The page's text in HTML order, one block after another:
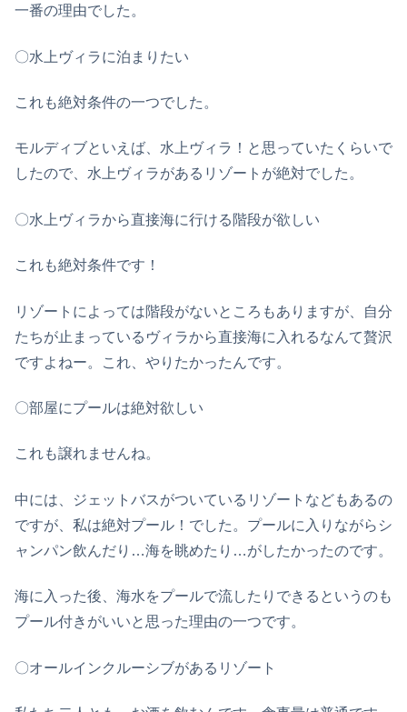
一番の理由でした。
〇水上ヴィラに泊まりたい
これも絶対条件の一つでした。
モルディブといえば、水上ヴィラ！と思っていたくらいで
したので、水上ヴィラがあるリゾートが絶対でした。
〇水上ヴィラから直接海に行ける階段が欲しい
これも絶対条件です！
リゾートによっては階段がないところもありますが、自分
たちが止まっているヴィラから直接海に入れるなんて贅沢
ですよねー。これ、やりたかったんです。
〇部屋にプールは絶対欲しい
これも譲れませんね。
中には、ジェットバスがついているリゾートなどもあるの
ですが、私は絶対プール！でした。プールに入りながらシ
ャンパン飲んだり…海を眺めたり…がしたかったのです。
海に入った後、海水をプールで流したりできるというのも
プール付きがいいと思った理由の一つです。
〇オールインクルーシブがあるリゾート